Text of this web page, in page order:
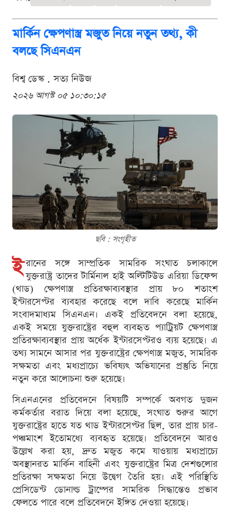
মার্কিন ক্ষেপণাস্ত্র মজুত নিয়ে নতুন তথ্য, কী
বলছে সিএনএন
বিশ্ব ডেস্ক . সত্য নিউজ
২০২৬ আগস্ট ০৫ ১০:৩০:১৫
ছবি : সংগৃহীত
ই রানের সঙ্গে সাম্প্রতিক সামরিক সংঘাত চলাকালে
যুক্তরাষ্ট্র তাদের টার্মিনাল হাই অল্টিটিউড এরিয়া ডিফেন্স
(থাড) ক্ষেপণাস্ত্র প্রতিরক্ষাব্যবস্থার প্রায় ৮০ শতাংশ
ইন্টারসেপ্টর ব্যবহার করেছে বলে দাবি করেছে মার্কিন
সংবাদমাধ্যম সিএনএন। একই প্রতিবেদনে বলা হয়েছে,
একই সময়ে যুক্তরাষ্ট্রের বহুল ব্যবহৃত প্যাট্রিয়ট ক্ষেপণাস্ত্র
প্রতিরক্ষাব্যবস্থার প্রায় অর্ধেক ইন্টারসেপ্টরও ব্যয় হয়েছে। এ
তথ্য সামনে আসার পর যুক্তরাষ্ট্রের ক্ষেপণাস্ত্র মজুত, সামরিক
সক্ষমতা এবং মধ্যপ্রাচ্যে ভবিষ্যৎ অভিযানের প্রস্তুতি নিয়ে
নতুন করে আলোচনা শুরু হয়েছে।
সিএনএনের প্রতিবেদনে বিষয়টি সম্পর্কে অবগত দুজন
কর্মকর্তার বরাত দিয়ে বলা হয়েছে, সংঘাত শুরুর আগে
যুক্তরাষ্ট্রের হাতে যত থাড ইন্টারসেপ্টর ছিল, তার প্রায় চার-
পঞ্চমাংশ ইতোমধ্যে ব্যবহৃত হয়েছে। প্রতিবেদনে আরও
উল্লেখ করা হয়, দ্রুত মজুত কমে যাওয়ায় মধ্যপ্রাচ্যে
অবস্থানরত মার্কিন বাহিনী এবং যুক্তরাষ্ট্রের মিত্র দেশগুলোর
প্রতিরক্ষা সক্ষমতা নিয়ে উদ্বেগ তৈরি হয়। এই পরিস্থিতি
প্রেসিডেন্ট ডোনাল্ড ট্রাম্পের সামরিক সিদ্ধান্তেও প্রভাব
ফেলতে পারে বলে প্রতিবেদনে ইঙ্গিত দেওয়া হয়েছে।